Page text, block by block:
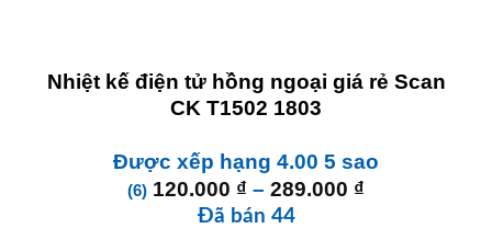
Nhiệt kế điện tử hồng ngoại giá rẻ Scan
CK T1502 1803
Được xếp hạng 4.00 5 sao
(6) 120.000 ₫ – 289.000 ₫
Đã bán 44